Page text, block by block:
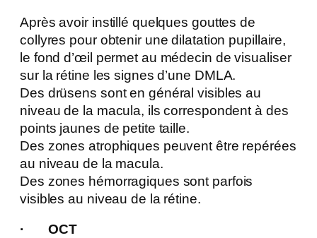
Après avoir instillé quelques gouttes de
collyres pour obtenir une dilatation pupillaire,
le fond d’œil permet au médecin de visualiser
sur la rétine les signes d’une DMLA.
Des drüsens sont en général visibles au
niveau de la macula, ils correspondent à des
points jaunes de petite taille.
Des zones atrophiques peuvent être repérées
au niveau de la macula.
Des zones hémorragiques sont parfois
visibles au niveau de la rétine.
· OCT